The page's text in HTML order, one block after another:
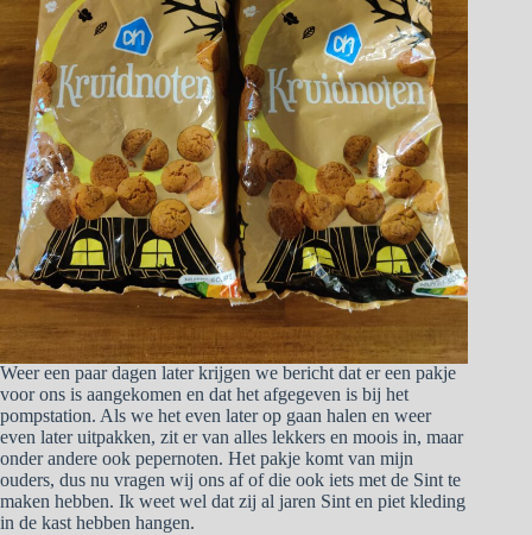
Weer een paar dagen later krijgen we bericht dat er een pakje
voor ons is aangekomen en dat het afgegeven is bij het
pompstation. Als we het even later op gaan halen en weer
even later uitpakken, zit er van alles lekkers en moois in, maar
onder andere ook pepernoten. Het pakje komt van mijn
ouders, dus nu vragen wij ons af of die ook iets met de Sint te
maken hebben. Ik weet wel dat zij al jaren Sint en piet kleding
in de kast hebben hangen.